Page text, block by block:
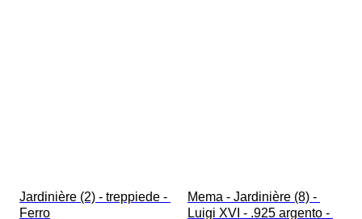
Jardinière (2) - treppiede -
Ferro
Mema - Jardinière (8) -
Luigi XVI - .925 argento -